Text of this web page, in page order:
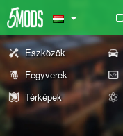
Eszközök
Fegyverek
Térképek